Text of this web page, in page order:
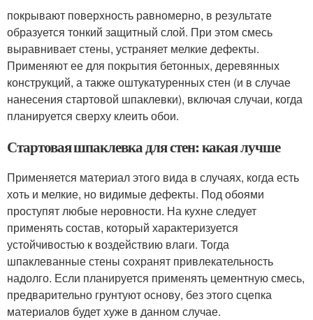
покрывают поверхность равномерно, в результате
образуется тонкий защитный слой. При этом смесь
выравнивает стены, устраняет мелкие дефекты.
Применяют ее для покрытия бетонных, деревянных
конструкций, а также оштукатуренных стен (и в случае
нанесения стартовой шпаклевки), включая случаи, когда
планируется сверху клеить обои.
Стартовая шпаклевка для стен: какая лучше
Применяется материал этого вида в случаях, когда есть
хоть и мелкие, но видимые дефекты. Под обоями
проступят любые неровности. На кухне следует
применять состав, который характеризуется
устойчивостью к воздействию влаги. Тогда
шпаклеванные стены сохранят привлекательность
надолго. Если планируется применять цементную смесь,
предварительно грунтуют основу, без этого сцепка
материалов будет хуже в данном случае.